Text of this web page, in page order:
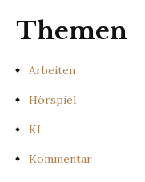
Themen
Arbeiten
Hörspiel
KI
Kommentar